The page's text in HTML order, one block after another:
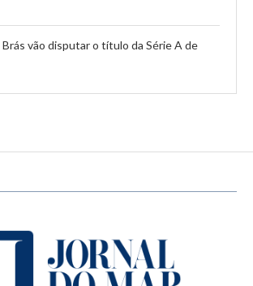
Brás vão disputar o título da Série A de